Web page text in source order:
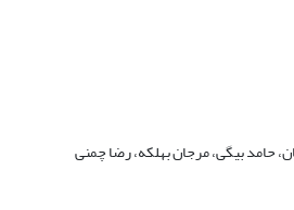
حامد بیگی، مرجان بهلکه، رضا چمنی